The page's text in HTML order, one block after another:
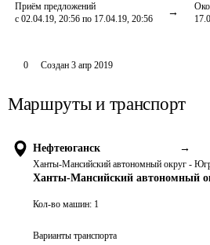
Приём предложений
с 02.04.19, 20:56 по 17.04.19, 20:56
0 Создан 3 апр 2019
Маршруты и транспорт
Нефтеюганск →
Ханты-Мансийский автономный округ -
Ханты-Мансийский автономный
Кол-во машин: 1
Варианты транспорта